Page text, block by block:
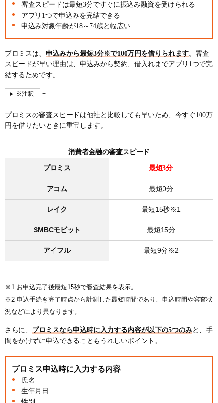
審査スピードは最短3分ですぐに振込み融資を受けられる
アプリ1つで申込みを完結できる
申込み対象年齢が18～74歳と幅広い
プロミスは、 申込みから最短3分※で100万円を借りられます。審査
スピードが早い理由は、申込みから契約、借入れまでアプリ1つで完
結するためです。
※注釈
プロミスの審査スピードは他社と比較しても早いため、今すぐ100万
円を借りたいときに重宝します。
消費者金融の審査スピード
プロミス 最短3分
アコム 最短0分
レイク 最短15秒※1
SMBCモビット 最短15分
アイフル 最短9分※2
※1 お申込完了後最短15秒で審査結果を表示。
※2 申込手続き完了時点から計測した最短時間であり、申込時間や審査状
況などにより異なります。
さらに、 プロミスなら申込時に入力する内容が以下の5つのみと、手
間をかけずに申込できることもうれしいポイント。
プロミス申込時に入力する内容
氏名
生年月日